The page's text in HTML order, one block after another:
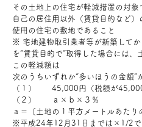
お電話
船橋スタジオ
さいたまスタジオ
公式ア
その土地上の住宅が軽減措置の対象
自己の居住用以外（賃貸目的など
使用の住宅の敷地であること
※ 宅地建物取引業者等が新築して
を“賃貸目的で”取得した場合には、
この軽減額は
次のうちいずれか“多いほうの金額”
（１） 45,000円（税額が45,000
（２） ａ×ｂ×３％
ａ＝〔土地の１平方メートルあたり
※平成24年12月31日までは×1/2で